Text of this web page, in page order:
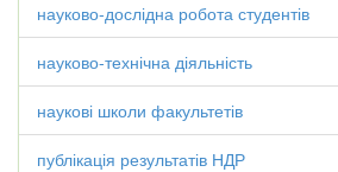
науково-дослідна робота студентів
науково-технічна діяльність
наукові школи факультетів
публікація результатів НДР